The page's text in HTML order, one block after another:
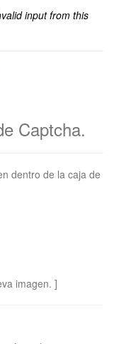
input from this
Captcha.
dentro de la caja de
imagen. ]